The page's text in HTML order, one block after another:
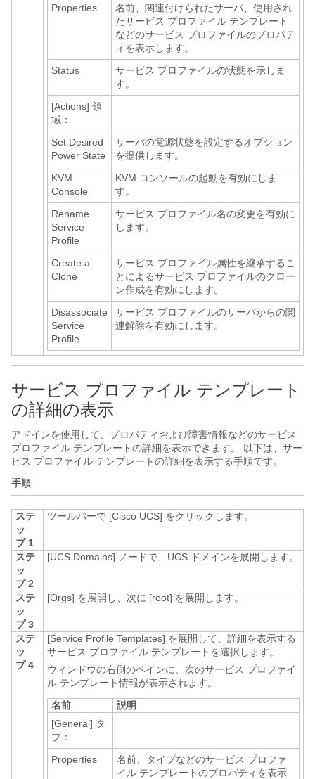
Properties
名前、関連付けられたサーバ、使用され
たサービス プロファイル テンプレート
などのサービス プロファイルのプロパテ
ィを表示します。
Status
サービス プロファイルの状態を示しま
す。
[Actions] 領
域：
Set Desired
Power State
サーバの電源状態を設定するオプション
を提供します。
KVM
Console
KVM コンソールの起動を有効にしま
す。
Rename
Service
Profile
サービス プロファイル名の変更を有効に
します。
Create a
Clone
サービス プロファイル属性を継承するこ
とによるサービス プロファイルのクロー
ン作成を有効にします。
Disassociate
Service
Profile
サービス プロファイルのサーバからの関
連解除を有効にします。
サービス プロファイル テンプレート
の詳細の表示
アドインを使用して、プロパティおよび障害情報などのサービス
プロファイル テンプレートの詳細を表示できます。 以下は、サー
ビス プロファイル テンプレートの詳細を表示する手順です。
手順
ステ
ッ
プ 1
ツールバーで [Cisco UCS] をクリックします。
ステ
ッ
プ 2
[UCS Domains] ノードで、UCS ドメインを展開します。
ステ
ッ
プ 3
[Orgs] を展開し、次に [root] を展開します。
ステ
ッ
プ 4
[Service Profile Templates] を展開して、詳細を表示する
サービス プロファイル テンプレートを選択します。
ウィンドウの右側のペインに、次のサービス プロファイ
ル テンプレート情報が表示されます。
名前
説明
[General] タ
ブ：
Properties
名前、タイプなどのサービス プロファ
イル テンプレートのプロパティを表示